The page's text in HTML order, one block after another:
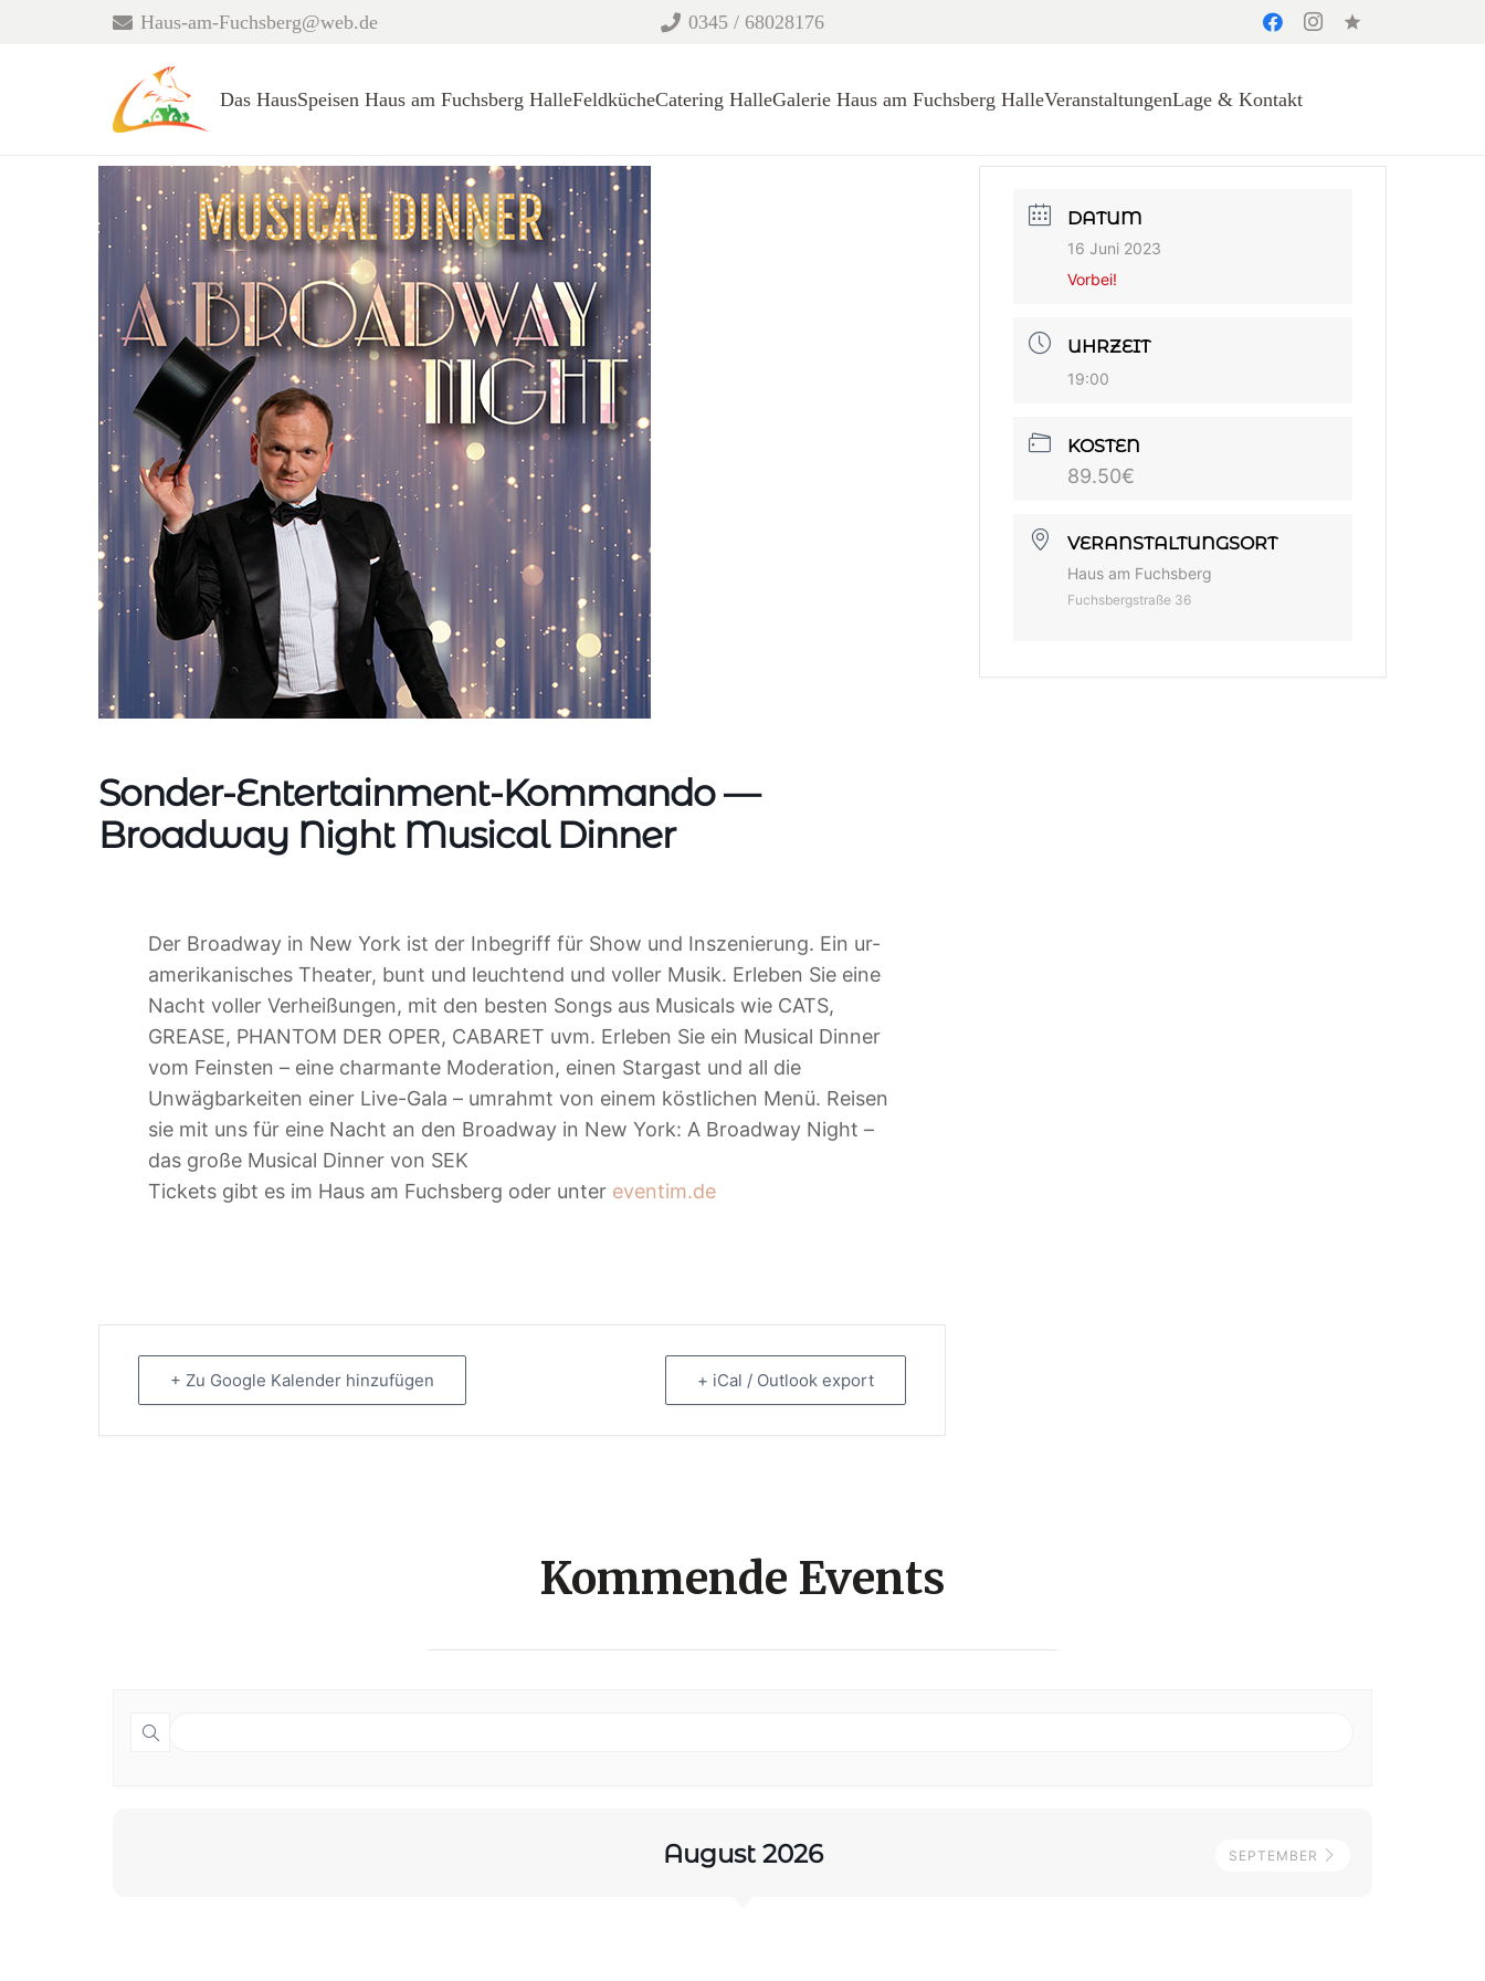
Haus-am-Fuchsberg@web.de 0345 / 68028176 star
Das HausSpeisen Haus am Fuchsberg HalleFeldkücheCatering HalleGalerie Haus am Fuchsberg HalleVeranstaltungenLage & Kontakt
Sonder-Entertainment-Kommando —
Broadway Night Musical Dinner
Der Broadway in New York ist der Inbegriff für Show und Inszenierung. Ein ur-
amerikanisches Theater, bunt und leuchtend und voller Musik. Erleben Sie eine
Nacht voller Verheißungen, mit den besten Songs aus Musicals wie CATS,
GREASE, PHANTOM DER OPER, CABARET uvm. Erleben Sie ein Musical Dinner
vom Feinsten – eine charmante Moderation, einen Stargast und all die
Unwägbarkeiten einer Live-Gala – umrahmt von einem köstlichen Menü. Reisen
sie mit uns für eine Nacht an den Broadway in New York: A Broadway Night –
das große Musical Dinner von SEK
Tickets gibt es im Haus am Fuchsberg oder unter eventim.de
+ Zu Google Kalender hinzufügen + iCal / Outlook export
DATUM
16 Juni 2023
Vorbei!
UHRZEIT
19:00
KOSTEN
89.50€
VERANSTALTUNGSORT
Haus am Fuchsberg
Fuchsbergstraße 36
Kommende Events
August 2026 SEPTEMBER